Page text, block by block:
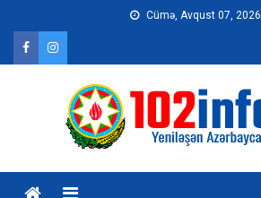
content
Cümə, Avqust 07, 2026